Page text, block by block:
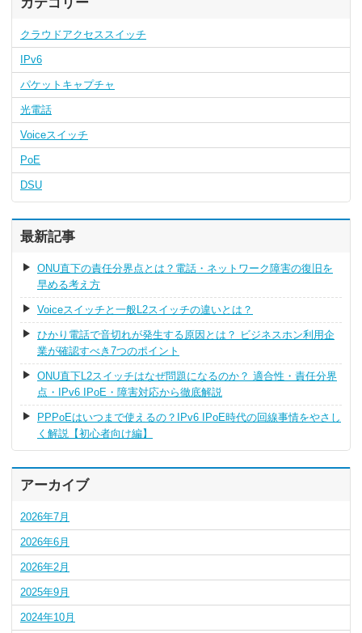
クラウドアクセススイッチ
IPv6
パケットキャプチャ
光電話
Voiceスイッチ
PoE
DSU
最新記事
ONU直下の責任分界点とは？電話・ネットワーク障害の復旧を
早める考え方
Voiceスイッチと一般L2スイッチの違いとは？
ひかり電話で音切れが発生する原因とは？ ビジネスホン利用企
業が確認すべき7つのポイント
ONU直下L2スイッチはなぜ問題になるのか？ 適合性・責任分界
点・IPv6 IPoE・障害対応から徹底解説
PPPoEはいつまで使えるの？IPv6 IPoE時代の回線事情をやさし
く解説【初心者向け編】
アーカイブ
2026年7月
2026年6月
2026年2月
2025年9月
2024年10月